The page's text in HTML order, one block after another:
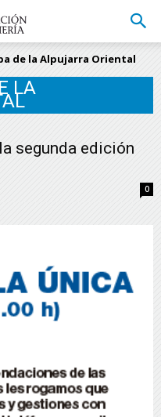
de la Alpujarra Oriental
LA
segunda edición
0